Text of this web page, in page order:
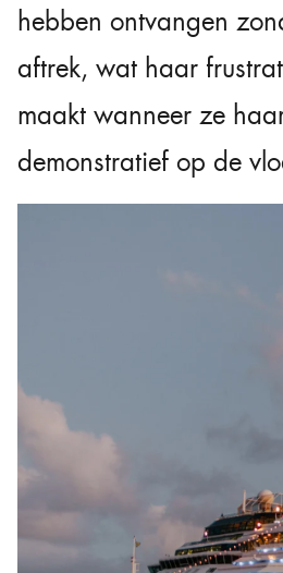
hebben ontvangen
aftrek, wat haar
maakt wanneer ze
demonstratief op de